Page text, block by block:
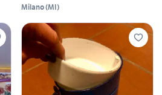
Milano(MI)